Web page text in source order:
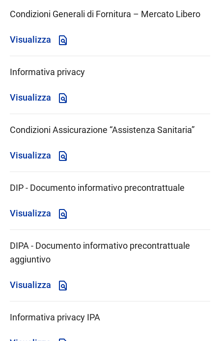
Condizioni Generali di Fornitura – Mercato Libero
Visualizza
Informativa privacy
Visualizza
Condizioni Assicurazione “Assistenza Sanitaria”
Visualizza
DIP - Documento informativo precontrattuale
Visualizza
DIPA - Documento informativo precontrattuale
aggiuntivo
Visualizza
Informativa privacy IPA